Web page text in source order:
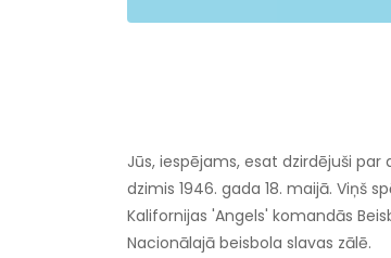
Jūs, iespējams, esat dzirdējuši
dzimis 1946. gada 18. maijā. Viņš
Kalifornijas 'Angels' komandās
Nacionālajā beisbola slavas zālē.